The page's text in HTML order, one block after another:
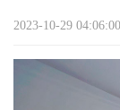
2023-10-29 04:06:00